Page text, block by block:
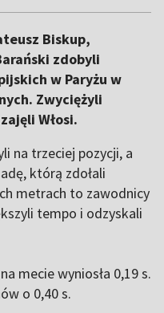
Biskup,
zdobyli
w Paryżu w
Zwyciężyli
Włosi.
na trzeciej pozycji, a
którą zdołali
metrach to zawodnicy
tempo i odzyskali
mecie wyniosła 0,19 s.
o 0,40 s.